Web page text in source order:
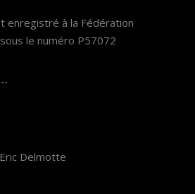
enregistré à la Fédération
le numéro P57072
Eric Delmotte